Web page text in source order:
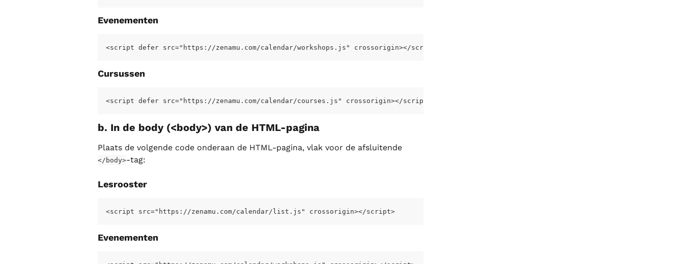
Evenementen
<script defer src="https://zenamu.com/calendar/workshops.js" crossorigin></script>
Cursussen
<script defer src="https://zenamu.com/calendar/courses.js" crossorigin></script>
b. In de body (<body>) van de HTML-pagina
Plaats de volgende code onderaan de HTML-pagina, vlak voor de afsluitende
</body>-tag:
Lesrooster
<script src="https://zenamu.com/calendar/list.js" crossorigin></script>
Evenementen